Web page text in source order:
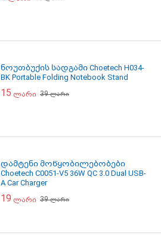
ნოუთბუქის სადგამი Choetech H034-
BK Portable Folding Notebook Stand
15 ლარი 39ლარი
დამტენი მოწყობილებობები
Choetech C0051-V5 36W QC 3.0 Dual USB-
A Car Charger
19 ლარი 39ლარი